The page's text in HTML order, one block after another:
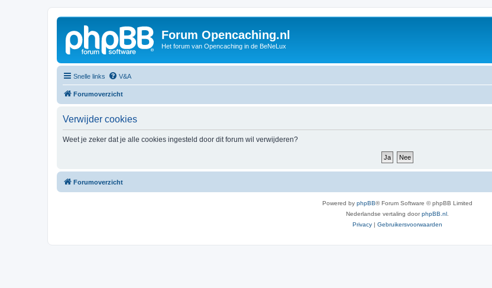
Forum Opencaching.nl
Het forum van Opencaching in de BeNeLux
Snelle links V&A
Forumoverzicht
Verwijder cookies
Weet je zeker dat je alle cookies ingesteld door dit forum wil verwijderen?
Forumoverzicht
Powered by phpBB® Forum Software © phpBB Limited
Nederlandse vertaling doorphpBB.nl
Privacy | Gebruikersvoorwaarden